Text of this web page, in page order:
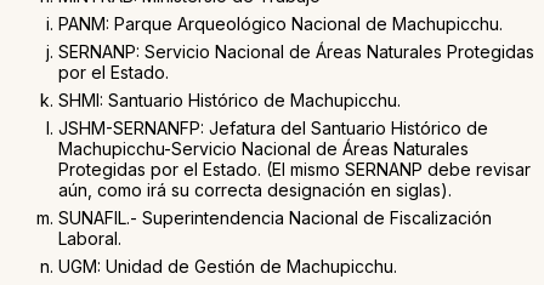
PANM: Parque Arqueológico Nacional de Machupicchu.
SERNANP: Servicio Nacional de Áreas Naturales Protegidas
por el Estado.
SHMI: Santuario Histórico de Machupicchu.
JSHM-SERNANFP: Jefatura del Santuario Histórico de
Machupicchu-Servicio Nacional de Áreas Naturales
Protegidas por el Estado. (El mismo SERNANP debe revisar
aún, como irá su correcta designación en siglas).
SUNAFIL.- Superintendencia Nacional de Fiscalización
Laboral.
UGM: Unidad de Gestión de Machupicchu.